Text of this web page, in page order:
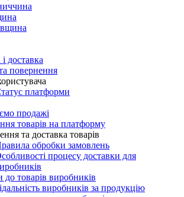
доставка
повернення
платформи
продажі
товарів на платформу
та доставка товарів
обробки замовлень
процесу доставки для
товарів виробників
виробників за продукцію